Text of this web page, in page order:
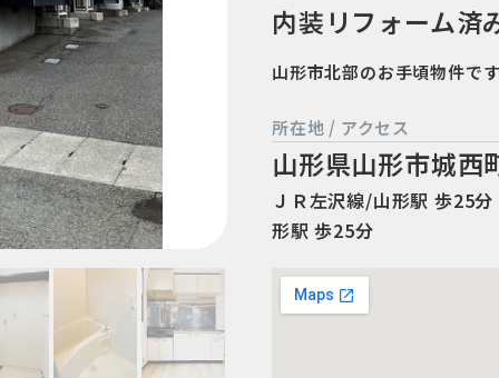
内装リフォーム済
山形市北部のお手頃物件です
所在地 / アクセス
山形県山形市城西
ＪＲ左沢線/山形駅 歩25
形駅 歩25分